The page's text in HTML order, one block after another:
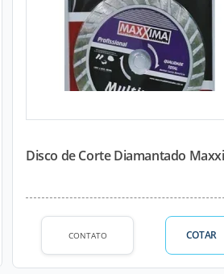
Disco de Corte Diamantado
CONTATO COTAR